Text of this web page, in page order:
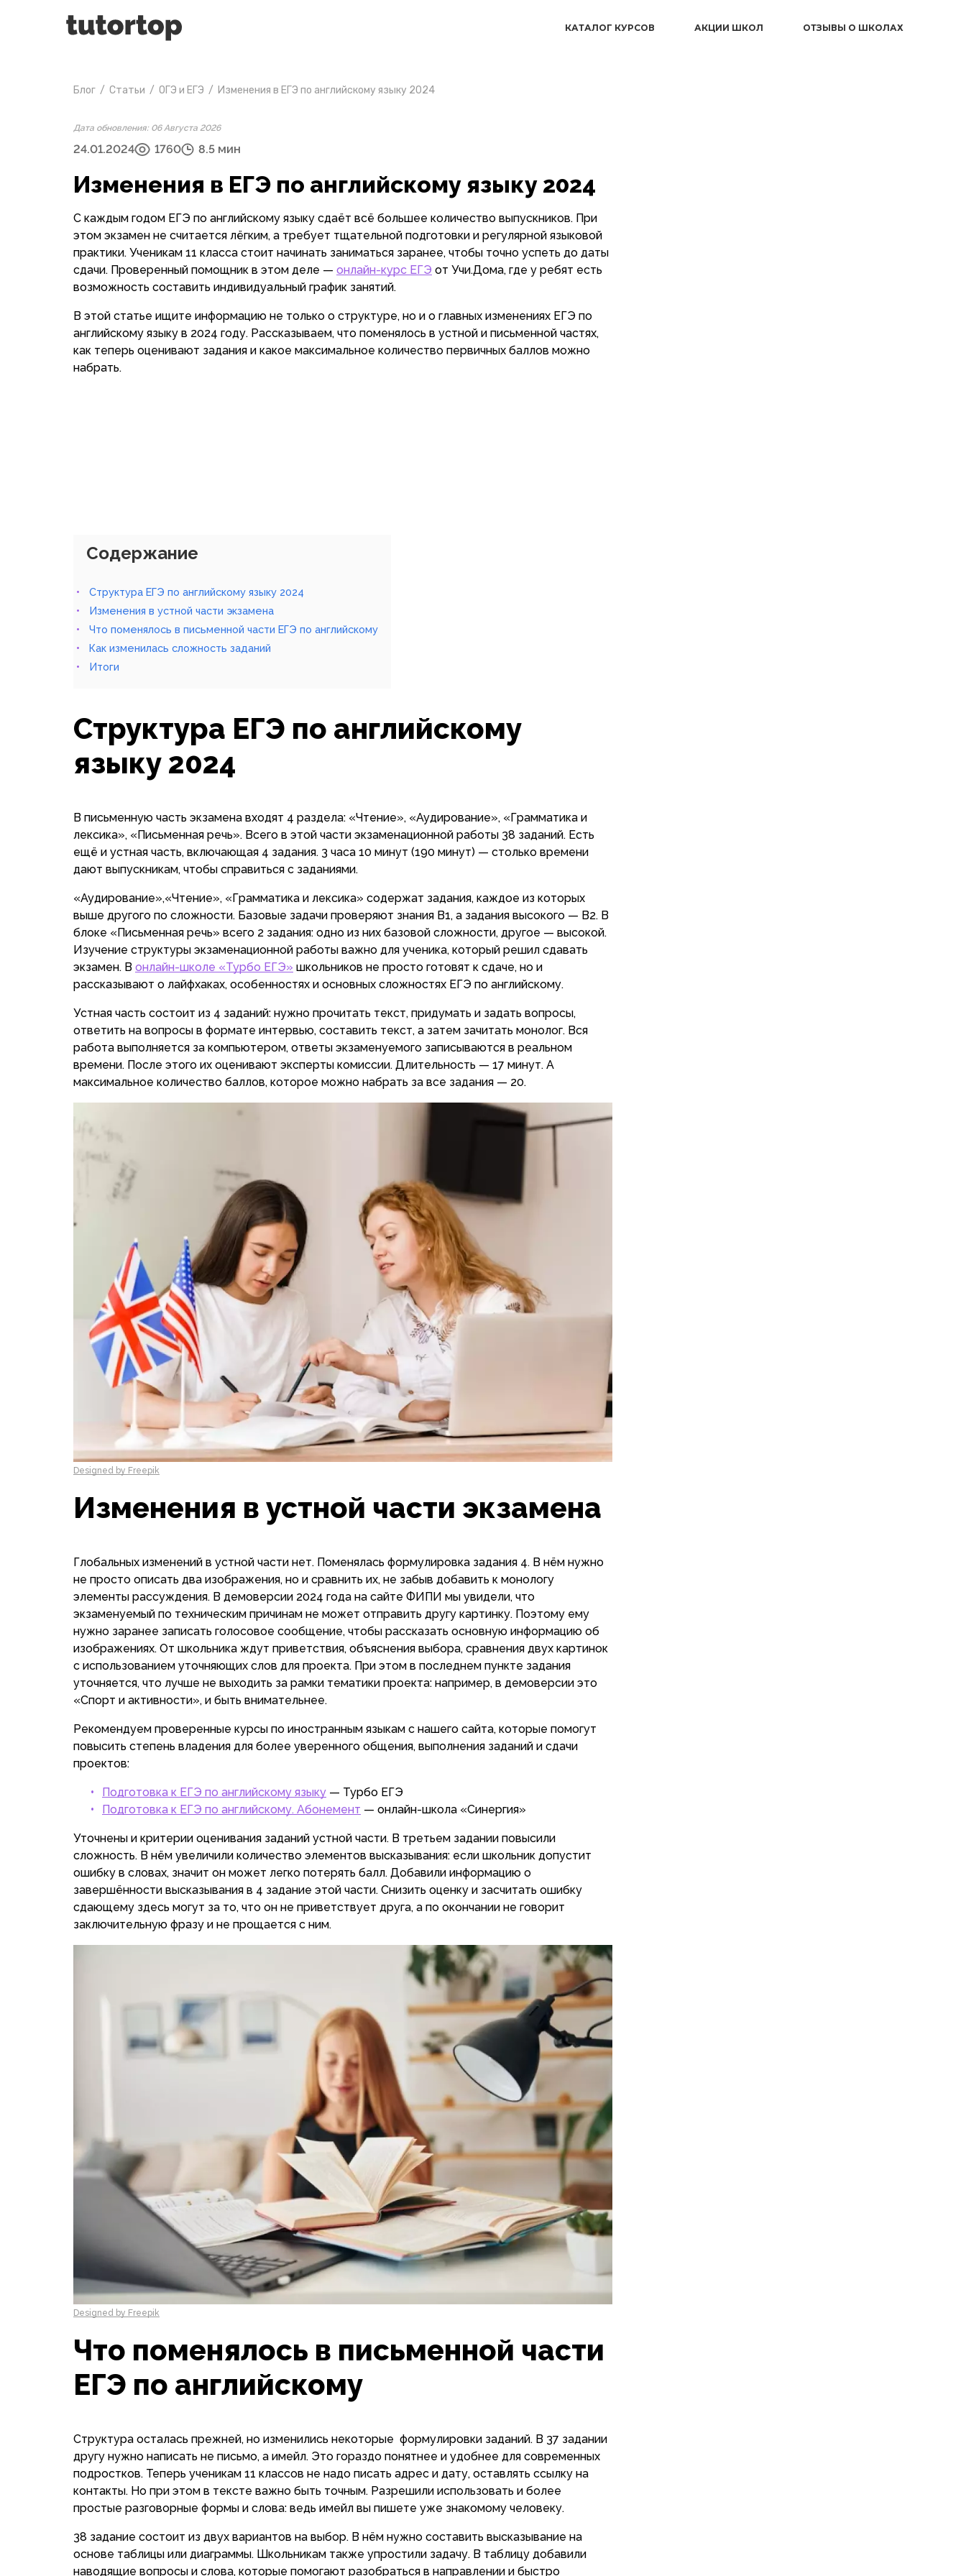
КАТАЛОГ КУРСОВ АКЦИИ ШКОЛ ОТЗЫВЫ О ШКОЛАХ
Блог / Статьи / ОГЭ и ЕГЭ / Изменения в ЕГЭ по английскому языку 2024
Дата обновления: 06 Августа 2026
24.01.2024 1760 8.5 мин
Изменения в ЕГЭ по английскому языку 2024
С каждым годом ЕГЭ по английскому языку сдаёт всё большее количество выпускников. При
этом экзамен не считается лёгким, а требует тщательной подготовки и регулярной языковой
практики. Ученикам 11 класса стоит начинать заниматься заранее, чтобы точно успеть до даты
сдачи. Проверенный помощник в этом деле — онлайн-курс ЕГЭ от Учи.Дома, где у ребят есть
возможность составить индивидуальный график занятий.
В этой статье ищите информацию не только о структуре, но и о главных изменениях ЕГЭ по
английскому языку в 2024 году. Рассказываем, что поменялось в устной и письменной частях,
как теперь оценивают задания и какое максимальное количество первичных баллов можно
набрать.
Содержание
Структура ЕГЭ по английскому языку 2024
Изменения в устной части экзамена
Что поменялось в письменной части ЕГЭ по английскому
Как изменилась сложность заданий
Итоги
Структура ЕГЭ по английскому
языку 2024
В письменную часть экзамена входят 4 раздела: «Чтение», «Аудирование», «Грамматика и
лексика», «Письменная речь». Всего в этой части экзаменационной работы 38 заданий. Есть
ещё и устная часть, включающая 4 задания. 3 часа 10 минут (190 минут) — столько времени
дают выпускникам, чтобы справиться с заданиями.
«Аудирование»,«Чтение», «Грамматика и лексика» содержат задания, каждое из которых
выше другого по сложности. Базовые задачи проверяют знания B1, а задания высокого — B2. В
блоке «Письменная речь» всего 2 задания: одно из них базовой сложности, другое — высокой.
Изучение структуры экзаменационной работы важно для ученика, который решил сдавать
экзамен. В онлайн-школе «Турбо ЕГЭ» школьников не просто готовят к сдаче, но и
рассказывают о лайфхаках, особенностях и основных сложностях ЕГЭ по английскому.
Устная часть состоит из 4 заданий: нужно прочитать текст, придумать и задать вопросы,
ответить на вопросы в формате интервью, составить текст, а затем зачитать монолог. Вся
работа выполняется за компьютером, ответы экзаменуемого записываются в реальном
времени. После этого их оценивают эксперты комиссии. Длительность — 17 минут. А
максимальное количество баллов, которое можно набрать за все задания — 20.
Designed by Freepik
Изменения в устной части экзамена
Глобальных изменений в устной части нет. Поменялась формулировка задания 4. В нём нужно
не просто описать два изображения, но и сравнить их, не забыв добавить к монологу
элементы рассуждения. В демоверсии 2024 года на сайте ФИПИ мы увидели, что
экзаменуемый по техническим причинам не может отправить другу картинку. Поэтому ему
нужно заранее записать голосовое сообщение, чтобы рассказать основную информацию об
изображениях. От школьника ждут приветствия, объяснения выбора, сравнения двух картинок
с использованием уточняющих слов для проекта. При этом в последнем пункте задания
уточняется, что лучше не выходить за рамки тематики проекта: например, в демоверсии это
«Спорт и активности», и быть внимательнее.
Рекомендуем проверенные курсы по иностранным языкам с нашего сайта, которые помогут
повысить степень владения для более уверенного общения, выполнения заданий и сдачи
проектов:
Подготовка к ЕГЭ по английскому языку — Турбо ЕГЭ
Подготовка к ЕГЭ по английскому. Абонемент — онлайн-школа «Синергия»
Уточнены и критерии оценивания заданий устной части. В третьем задании повысили
сложность. В нём увеличили количество элементов высказывания: если школьник допустит
ошибку в словах, значит он может легко потерять балл. Добавили информацию о
завершённости высказывания в 4 задание этой части. Снизить оценку и засчитать ошибку
сдающему здесь могут за то, что он не приветствует друга, а по окончании не говорит
заключительную фразу и не прощается с ним.
Designed by Freepik
Что поменялось в письменной части
ЕГЭ по английскому
Структура осталась прежней, но изменились некоторые формулировки заданий. В 37 задании
другу нужно написать не письмо, а имейл. Это гораздо понятнее и удобнее для современных
подростков. Теперь ученикам 11 классов не надо писать адрес и дату, оставлять ссылку на
контакты. Но при этом в тексте важно быть точным. Разрешили использовать и более
простые разговорные формы и слова: ведь имейл вы пишете уже знакомому человеку.
38 задание состоит из двух вариантов на выбор. В нём нужно составить высказывание на
основе таблицы или диаграммы. Школьникам также упростили задачу. В таблицу добавили
наводящие вопросы и слова, которые помогают разобраться в направлении и быстро